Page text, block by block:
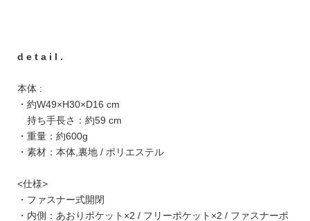
d e t a i l .
本体 :
・約W49×H30×D16 cm
持ち手長さ：約59 cm
・重量：約600g
・素材：本体,裏地 / ポリエステル
<仕様>
・ファスナー式開閉
・内側：あおりポケット×2 / フリーポケット×2 / ファスナーポ